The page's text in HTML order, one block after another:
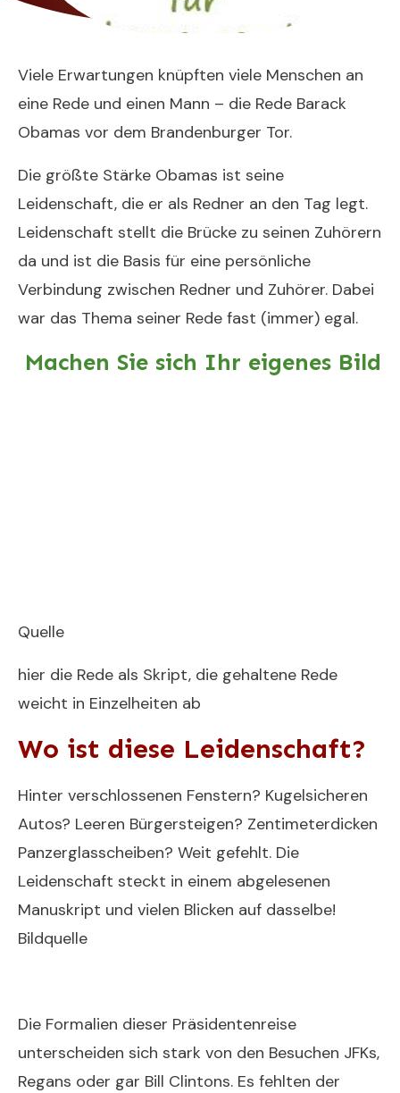
Viele Erwartungen knüpften viele Menschen an
eine Rede und einen Mann – die Rede Barack
Obamas vor dem Brandenburger Tor.
Die größte Stärke Obamas ist seine
Leidenschaft, die er als Redner an den Tag legt.
Leidenschaft stellt die Brücke zu seinen Zuhörern
da und ist die Basis für eine persönliche
Verbindung zwischen Redner und Zuhörer. Dabei
war das Thema seiner Rede fast (immer) egal.
Machen Sie sich Ihr eigenes Bild
Quelle
hier die Rede als Skript, die gehaltene Rede
weicht in Einzelheiten ab
Wo ist diese Leidenschaft?
Hinter verschlossenen Fenstern? Kugelsicheren
Autos? Leeren Bürgersteigen? Zentimeterdicken
Panzerglasscheiben? Weit gefehlt. Die
Leidenschaft steckt in einem abgelesenen
Manuskript und vielen Blicken auf dasselbe!
Bildquelle
Die Formalien dieser Präsidentenreise
unterscheiden sich stark von den Besuchen JFKs,
Regans oder gar Bill Clintons. Es fehlten der